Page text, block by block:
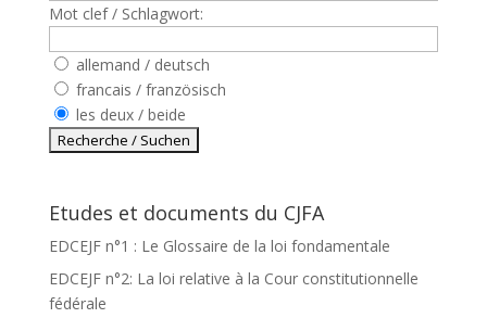
Mot clef / Schlagwort:
allemand / deutsch
francais / französisch
les deux / beide
Etudes et documents du CJFA
EDCEJF n°1 : Le Glossaire de la loi fondamentale
EDCEJF n°2: La loi relative à la Cour constitutionnelle
fédérale